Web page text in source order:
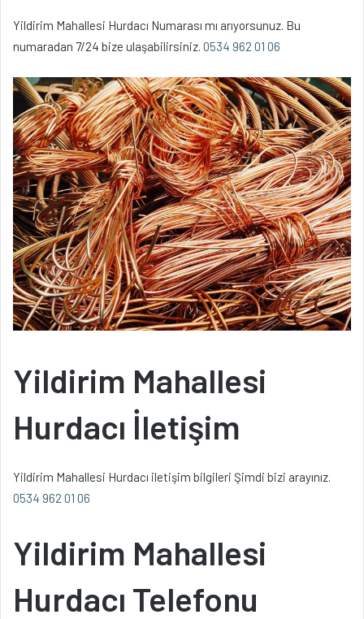
Yildirim Mahallesi Hurdacı Numarası mı arıyorsunuz. Bu
numaradan 7/24 bize ulaşabilirsiniz. 0534 962 01 06
Yildirim Mahallesi
Hurdacı İletişim
Yildirim Mahallesi Hurdacı iletişim bilgileri Şimdi bizi arayınız.
0534 962 01 06
Yildirim Mahallesi
Hurdacı Telefonu